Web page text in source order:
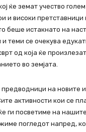
ќе земат учество
и високи претставници
беше истакнато на
и теми се очекува
од која ќе
во земјата.
на новите
активности кои се
ги посветиме на
погледот напред,